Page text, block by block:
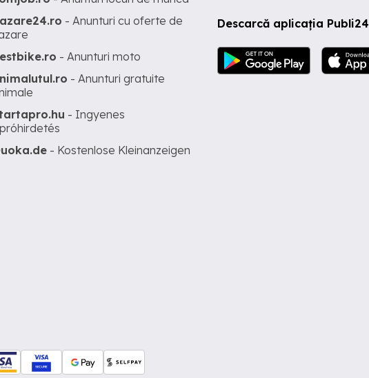
Descarcă aplicația Publi24
- Anunturi cu oferte de
- Anunturi moto
- Anunturi gratuite
- Ingyenes
- Kostenlose Kleinanzeigen